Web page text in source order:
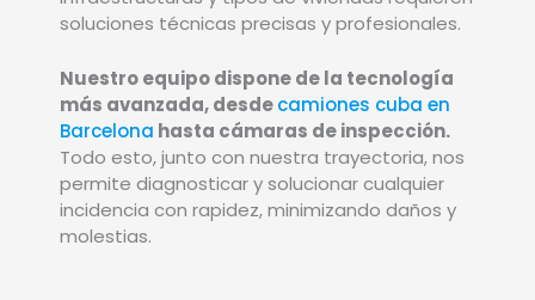
soluciones técnicas precisas y profesionales.
Nuestro equipo dispone de la tecnología
más avanzada, desdecamiones cuba en
Barcelona hasta cámaras de inspección.
Todo esto, junto con nuestra trayectoria, nos
permite diagnosticar y solucionar cualquier
incidencia con rapidez, minimizando daños y
molestias.